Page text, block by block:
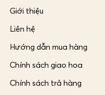
Giới thiệu
Liên hệ
Hướng dẫn mua hàng
Chính sách giao hoa
Chính sách trả hàng